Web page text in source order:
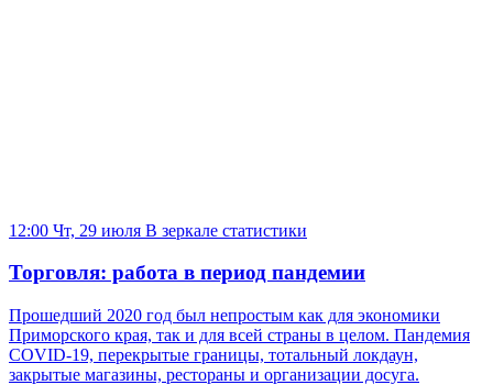
12:00 Чт, 29 июля В зеркале статистики
Торговля: работа в период пандемии
Прошедший 2020 год был непростым как для экономики
Приморского края, так и для всей страны в целом. Пандемия
COVID-19, перекрытые границы, тотальный локдаун,
закрытые магазины, рестораны и организации досуга.